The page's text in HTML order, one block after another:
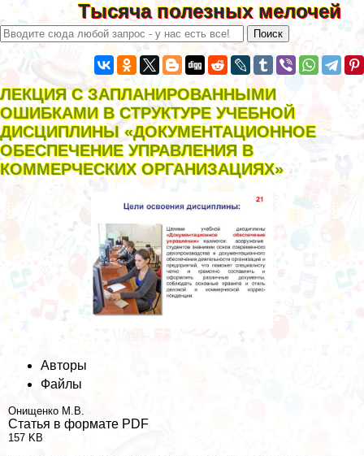
Тысяча полезных мелочей
ЛЕКЦИЯ С ЗАПЛАНИРОВАННЫМИ
ОШИБКАМИ В СТРУКТУРЕ УЧЕБНОЙ
ДИСЦИПЛИНЫ «ДОКУМЕНТАЦИОННОЕ
ОБЕСПЕЧЕНИЕ УПРАВЛЕНИЯ В
КОММЕРЧЕСКИХ ОРГАНИЗАЦИЯХ»
Авторы
Файлы
Онищенко М.В.
Статья в формате PDF
157 KB